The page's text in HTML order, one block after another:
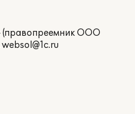
(правопреемник ООО
websol@1c.ru